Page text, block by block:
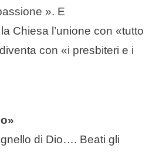
». E
Chiesa l’unione con «tutto
con «i presbiteri e i
di Dio…. Beati gli